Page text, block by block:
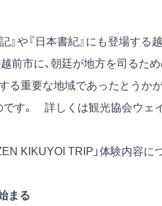
』や『日本書紀』にも登場す
前市に、朝廷が地方を司るた
する重要な地域であったとう
す。 詳しくは観光協会ウェ
KIKUYOI TRIP」体験内容に
まる